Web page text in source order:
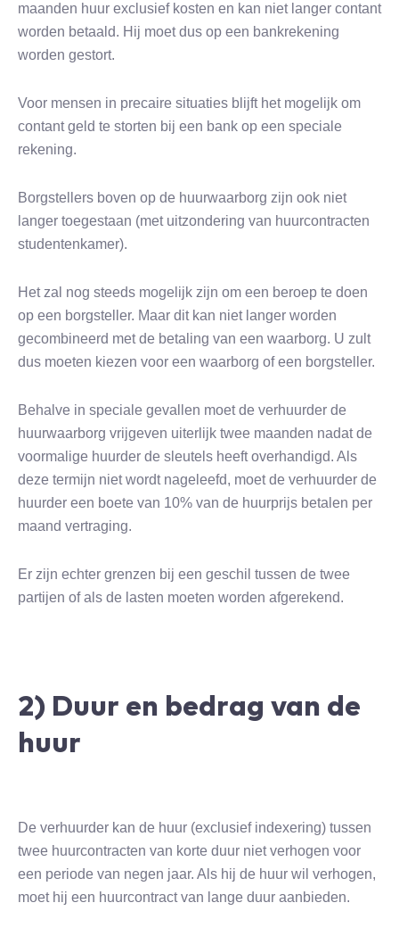
maanden huur exclusief kosten en kan niet langer contant
worden betaald. Hij moet dus op een bankrekening
worden gestort.
Voor mensen in precaire situaties blijft het mogelijk om
contant geld te storten bij een bank op een speciale
rekening.
Borgstellers boven op de huurwaarborg zijn ook niet
langer toegestaan (met uitzondering van huurcontracten
studentenkamer).
Het zal nog steeds mogelijk zijn om een beroep te doen
op een borgsteller. Maar dit kan niet langer worden
gecombineerd met de betaling van een waarborg. U zult
dus moeten kiezen voor een waarborg of een borgsteller.
Behalve in speciale gevallen moet de verhuurder de
huurwaarborg vrijgeven uiterlijk twee maanden nadat de
voormalige huurder de sleutels heeft overhandigd. Als
deze termijn niet wordt nageleefd, moet de verhuurder de
huurder een boete van 10% van de huurprijs betalen per
maand vertraging.
Er zijn echter grenzen bij een geschil tussen de twee
partijen of als de lasten moeten worden afgerekend.
2) Duur en bedrag van de
huur
De verhuurder kan de huur (exclusief indexering) tussen
twee huurcontracten van korte duur niet verhogen voor
een periode van negen jaar. Als hij de huur wil verhogen,
moet hij een huurcontract van lange duur aanbieden.